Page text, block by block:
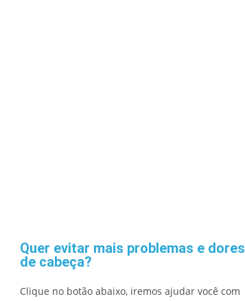
Quer evitar mais problemas e dores
de cabeça?
Clique no botão abaixo, iremos ajudar você com